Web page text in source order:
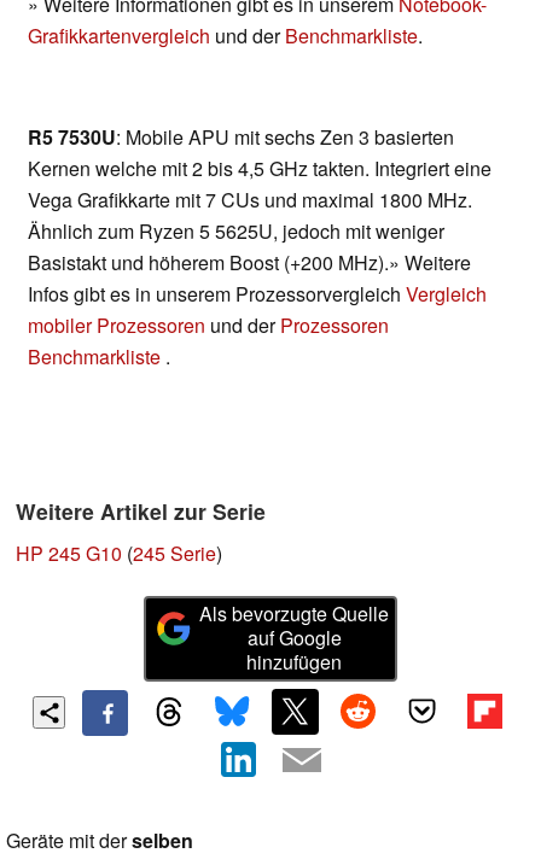
Grafikkartenvergleich und derBenchmarkliste.
R5 7530U: Mobile APU mit sechs Zen 3 basierten
Kernen welche mit 2 bis 4,5 GHz takten. Integriert eine
Vega Grafikkarte mit 7 CUs und maximal 1800 MHz.
Ähnlich zum Ryzen 5 5625U, jedoch mit weniger
Basistakt und höherem Boost (+200 MHz).» Weitere
Infos gibt es in unserem Prozessorvergleich Vergleich
mobiler Prozessoren und derProzessoren
Benchmarkliste .
Weitere Artikel zur Serie
HP 245 G10 (245 Serie)
Als bevorzugte Quelle
auf Google
hinzufügen
Geräte mit derselben